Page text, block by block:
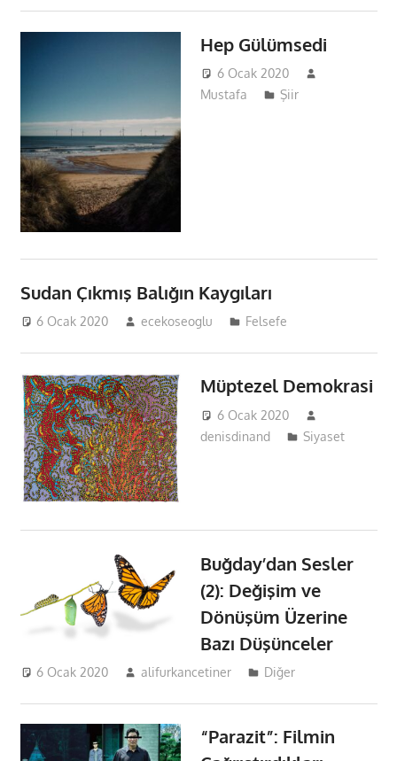
Hep Gülümsedi
6 Ocak 2020
Mustafa
Şiir
Sudan Çıkmış Balığın Kaygıları
6 Ocak 2020 ecekoseoglu Felsefe
Müptezel Demokrasi
6 Ocak 2020
denisdinand
Siyaset
Buğday’dan Sesler
(2): Değişim ve
Dönüşüm Üzerine
Bazı Düşünceler
6 Ocak 2020 alifurkancetiner Diğer
“Parazit”: Filmin